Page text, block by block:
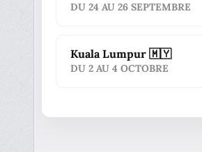
DU 24 AU 26 SEPTEMBRE
Kuala Lumpur 🇲🇾
DU 2 AU 4 OCTOBRE